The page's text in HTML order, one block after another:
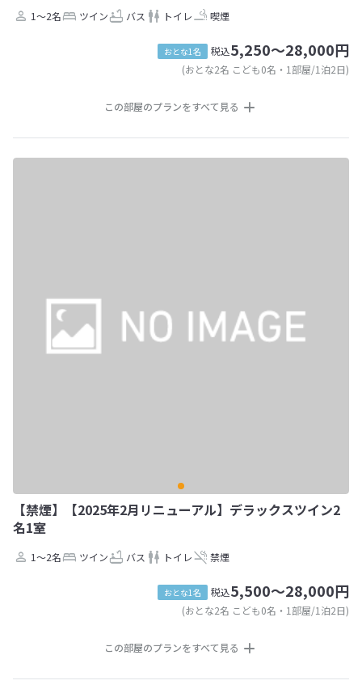
1～2名 ツイン バス トイレ 喫煙
おとな1名 税込5,250～28,000円
(おとな2名 こども0名・1部屋/1泊2日)
この部屋のプランをすべて見る
【禁煙】【2025年2月リニューアル】デラックスツイン2
名1室
1～2名 ツイン バス トイレ 禁煙
おとな1名 税込5,500～28,000円
(おとな2名 こども0名・1部屋/1泊2日)
この部屋のプランをすべて見る